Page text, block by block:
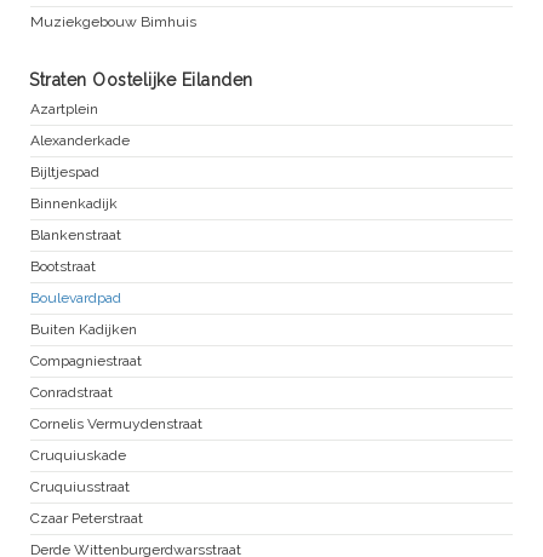
Muziekgebouw Bimhuis
Straten Oostelijke Eilanden
Azartplein
Alexanderkade
Bijltjespad
Binnenkadijk
Blankenstraat
Bootstraat
Boulevardpad
Buiten Kadijken
Compagniestraat
Conradstraat
Cornelis Vermuydenstraat
Cruquiuskade
Cruquiusstraat
Czaar Peterstraat
Derde Wittenburgerdwarsstraat